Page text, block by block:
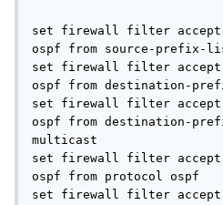
15:45:26.625234 In IP
request, id 8167, seq 10, length
применили политики
admin@br-4# show firewall
set firewall policer icmp-lim-1m
512k
set firewall policer icmp-lim-1m
1500
set firewall policer icmp-lim-1m